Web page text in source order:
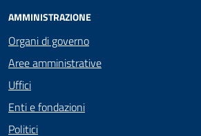
AMMINISTRAZIONE
Organi di governo
Aree amministrative
Uffici
Enti e fondazioni
Politici